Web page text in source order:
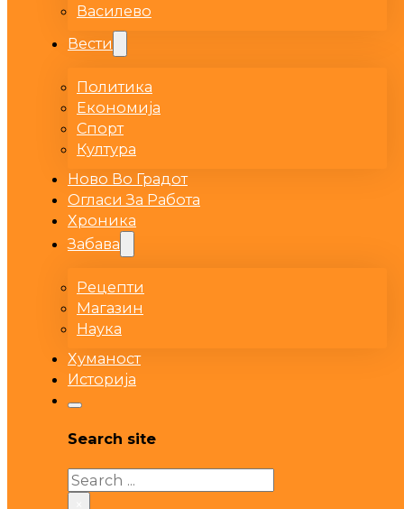
Василево
Вести
Политика
Економија
Спорт
Култура
Ново Во Градот
Огласи За Работа
Хроника
Забава
Рецепти
Магазин
Наука
Хуманост
Историја
Search site
Search